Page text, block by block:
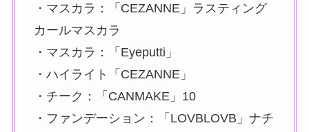
・マスカラ：「CEZANNE」ラスティング
カールマスカラ
・マスカラ：「Eyeputti」
・ハイライト「CEZANNE」
・チーク：「CANMAKE」10
・ファンデーション：「LOVBLOVB」ナチ